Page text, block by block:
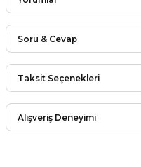
Bu ürüne
Soru & Cevap
Ürün hakkında
Taksit Seçenekleri
Alışveriş Deneyimi